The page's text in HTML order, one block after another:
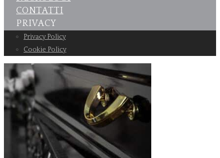
CONTATTI
PRIVACY
Privacy Policy
Cookie Policy